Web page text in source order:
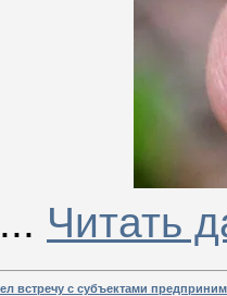
... Читать
встречу с субъектами